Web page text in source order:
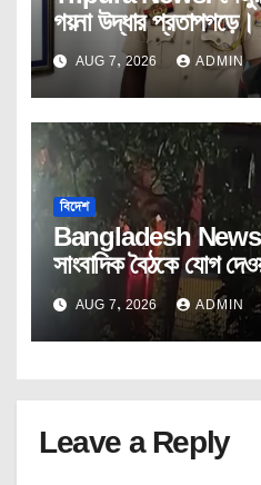
গয়না উদ্ধার
AUG 7, 2026 ADMIN
বিদেশ
Bangladesh News:
সাংবাদিক বৈঠকে যোগ
অগ্নিসংযোগ।
AUG 7, 2026 ADMIN
Leave a Reply